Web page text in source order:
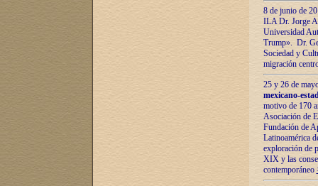
8 de junio de
ILA Dr. Jorge
Universidad
Trump». Dr.
Sociedad y
migración
25 y 26 de
mexicano-
motivo de 170
Asociación de
Fundación de
Latinoamérica
exploración de
XIX y las
contemporáneo